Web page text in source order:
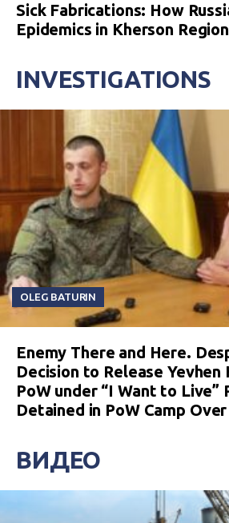
Sick Fabrications: How
Epidemics in Kherson Region
INVESTIGATIONS
OLEG BATURIN
Enemy There and Here.
Decision to Release Yevhen
PoW under “I Want to Live”
Detained in PoW Camp
ВИДЕО